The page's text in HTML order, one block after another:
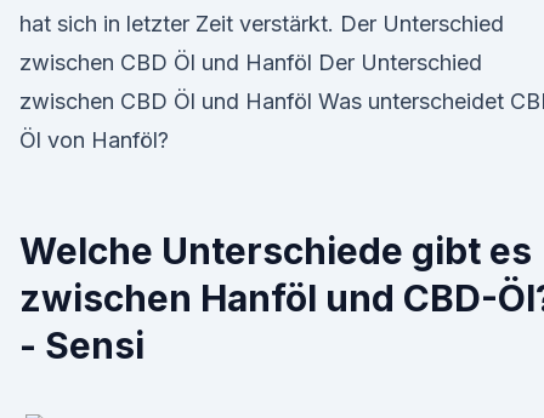
hat sich in letzter Zeit verstärkt. Der Unterschied
zwischen CBD Öl und Hanföl Der Unterschied
zwischen CBD Öl und Hanföl Was unterscheidet
Öl von Hanföl?
Welche Unterschiede gibt es
zwischen Hanföl und CBD-
- Sensi